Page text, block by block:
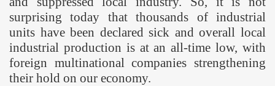
surprising today that thousands of industrial
units have been declared sick and overall local
industrial production is at an all-time low, with
foreign multinational companies strengthening
their hold on our economy.